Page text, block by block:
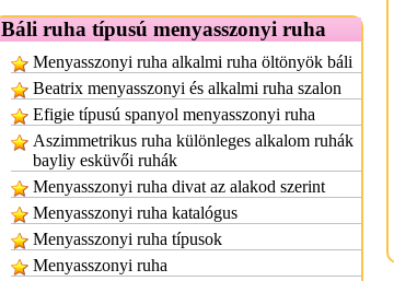
Báli ruha típusú menyasszonyi ruha
Menyasszonyi ruha alkalmi ruha öltönyök báli
Beatrix menyasszonyi és alkalmi ruha szalon
Efigie típusú spanyol menyasszonyi ruha
Aszimmetrikus ruha különleges alkalom ruhák
bayliy esküvői ruhák
Menyasszonyi ruha divat az alakod szerint
Menyasszonyi ruha katalógus
Menyasszonyi ruha típusok
Menyasszonyi ruha